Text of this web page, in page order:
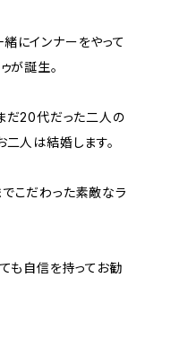
にインナーをやって
が誕生。
だ20代だった二人の
二人は結婚します。
こだわった素敵なラ
も自信を持ってお勧